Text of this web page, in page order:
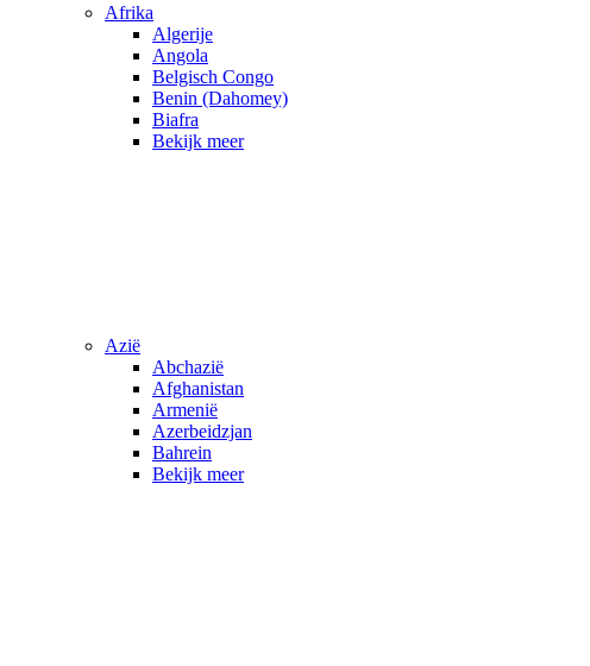
Afrika
Algerije
Angola
Belgisch Congo
Benin (Dahomey)
Biafra
Bekijk meer
Azië
Abchazië
Afghanistan
Armenië
Azerbeidzjan
Bahrein
Bekijk meer